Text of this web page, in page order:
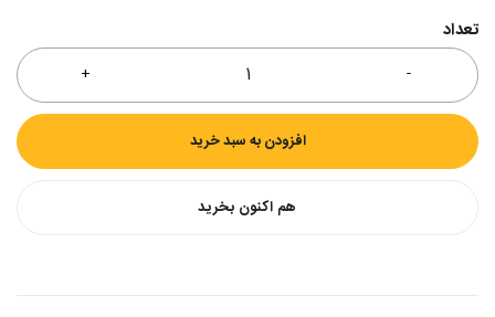
تعداد
افزودن به سبد خرید
هم اکنون بخرید